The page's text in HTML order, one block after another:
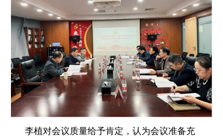
李植对会议质量给予肯定，认为会议准备充